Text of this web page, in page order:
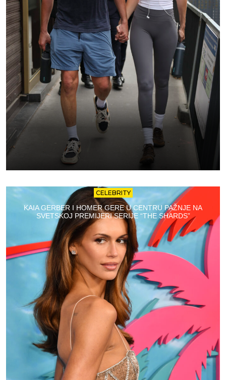
CELEBRITY
KAIA GERBER I HOMER GERE U CENTRU PAŽNJE NA
SVETSKOJ PREMIJERI SERIJE “THE SHARDS”